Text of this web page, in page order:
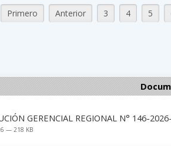
Primero Anterior 3 4 5
GERENCIAL REGIONAL N° 146-
— 218 KB